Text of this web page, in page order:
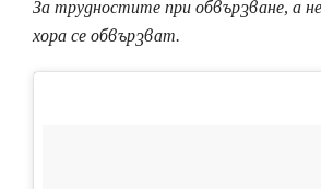
За трудностите при обвързване, а
хора се обвързват.